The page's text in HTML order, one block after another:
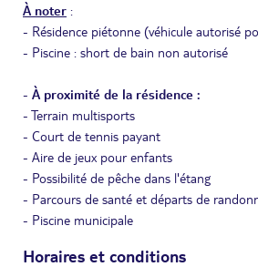
À noter :
- Résidence piétonne (véhicule autorisé
- Piscine : short de bain non autorisé
- À proximité de la résidence :
- Terrain multisports
- Court de tennis payant
- Aire de jeux pour enfants
- Possibilité de pêche dans l'étang
- Parcours de santé et départs de
- Piscine municipale
Horaires et conditions